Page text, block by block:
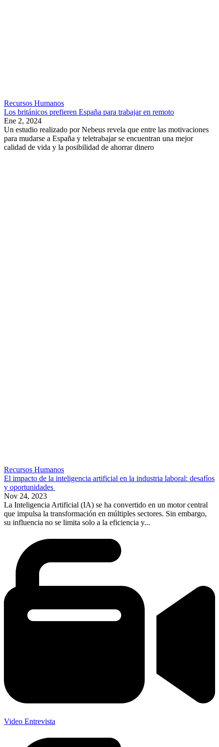
Recursos Humanos
Los británicos prefieren España para trabajar en remoto
Ene 2, 2024
Un estudio realizado por Nebeus revela que entre las motivaciones
para mudarse a España y teletrabajar se encuentran una mejor
calidad de vida y la posibilidad de ahorrar dinero
Recursos Humanos
El impacto de la inteligencia artificial en la industria laboral: desafíos
y oportunidades
Nov 24, 2023
La Inteligencia Artificial (IA) se ha convertido en un motor central
que impulsa la transformación en múltiples sectores. Sin embargo,
su influencia no se limita solo a la eficiencia y...
Video Entrevista